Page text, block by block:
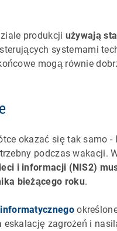
produkcji używają
sterujących systemami
mogą równie
okazać się tak samo -
podczas wakacji.
i informacji (NIS2)
bieżącego roku.
eskalację zagrożeń i